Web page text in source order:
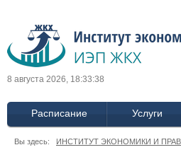
8 августа 2026, 18:33:39
Расписание Услуги
Вы здесь: ИНСТИТУТ ЭКОНОМИКИ И